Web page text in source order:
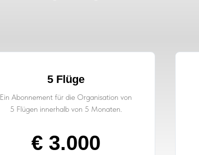
5 Flüge
Ein Abonnement für die Organisation von
5 Flügen innerhalb von 5 Monaten.
€ 3.000